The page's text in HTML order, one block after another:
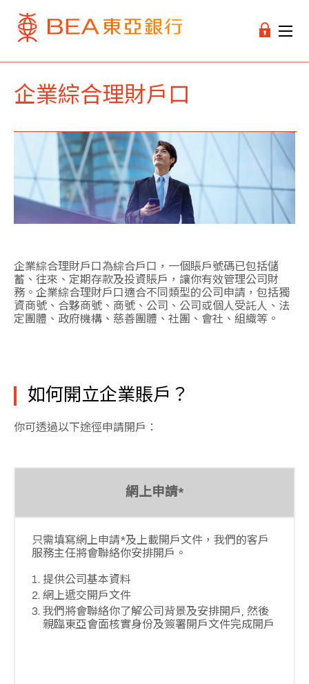
企業綜合理財戶口
企業綜合理財戶口為綜合戶口，一個賬戶號碼已包括儲
蓄、往來、定期存款及投資賬戶，讓你有效管理公司財
務。企業綜合理財戶口適合不同類型的公司申請，包括獨
資商號、合夥商號、商號、公司、公司或個人受託人、法
定團體、政府機構、慈善團體、社團、會社、組織等。
如何開立企業賬戶？
你可透過以下途徑申請開戶：
網上申請*
只需填寫網上申請*及上載開戶文件，我們的客戶
服務主任將會聯絡你安排開戶。
提供公司基本資料
網上遞交開戶文件
我們將會聯絡你了解公司背景及安排開戶, 然後
親臨東亞會面核實身份及簽署開戶文件完成開戶